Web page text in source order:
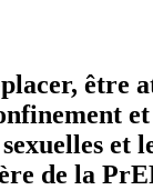
de la